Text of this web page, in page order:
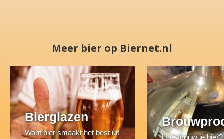
Meer bier op Biernet.nl
Bierglazen
Want bier smaakt het best uit